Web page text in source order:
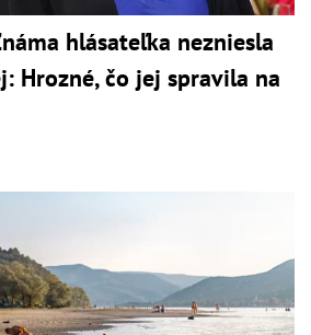
hlásateľka nezniesla
Hrozné, čo jej spravila na